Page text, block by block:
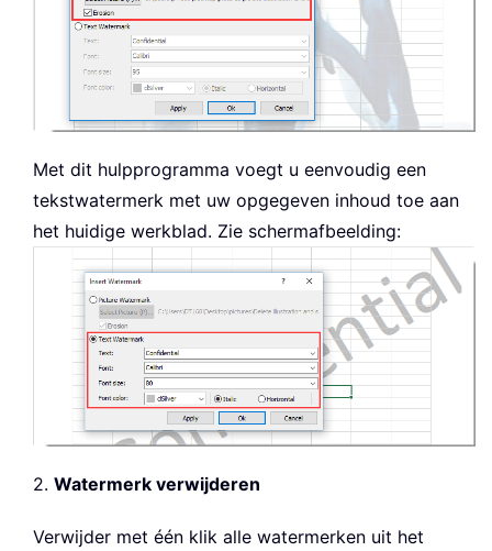
Met dit hulpprogramma voegt u eenvoudig een
tekstwatermerk met uw opgegeven inhoud toe aan
het huidige werkblad. Zie schermafbeelding:
2. Watermerk verwijderen
Verwijder met één klik alle watermerken uit het